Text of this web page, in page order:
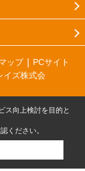
ップ
PCサイト
ズ株式会
ス向上検討を目的と
ください。